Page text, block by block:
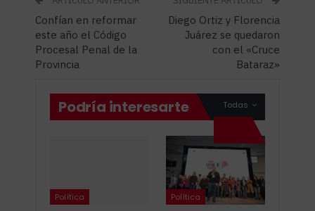
Confían en reformar
este año el Código
Procesal Penal de la
Provincia
Diego Ortiz y Florencia
Juárez se quedaron
con el «Cruce
Bataraz»
Todas
Podría interesarte
Política Política